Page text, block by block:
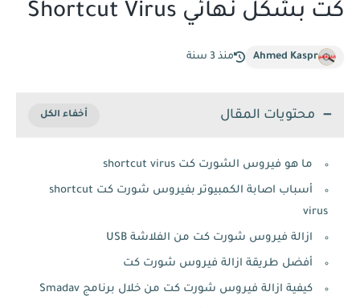
كت بشكل نهائي Shortcut Virus
Ahmed Kaspr منذ 3 سنة
محتويات المقال
ما هو فيروس الشورت كت shortcut virus
أسباب اصابة الكمبيوتر بفيروس شورت كت shortcut
virus
ازالة فيروس شورت كت من الفلاشة USB
أفضل طريقة ازالة فيروس شورت كت
كيفية ازالة فيروس شورت كت من خلال برنامج Smadav